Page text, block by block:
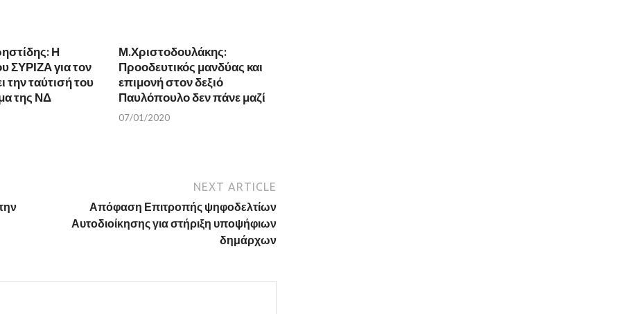
Η
ΣΥΡΙΖΑ για τον
την ταύτισή του
της ΝΔ
Μ.Χριστοδουλάκης:
Προοδευτικός μανδύας και
επιμονή στον δεξιό
Παυλόπουλο δεν πάνε μαζί
07/01/2020
NEXT ARTICLE
Απόφαση Επιτροπής ψηφοδελτίων
Αυτοδιοίκησης για στήριξη υποψήφιων
δημάρχων